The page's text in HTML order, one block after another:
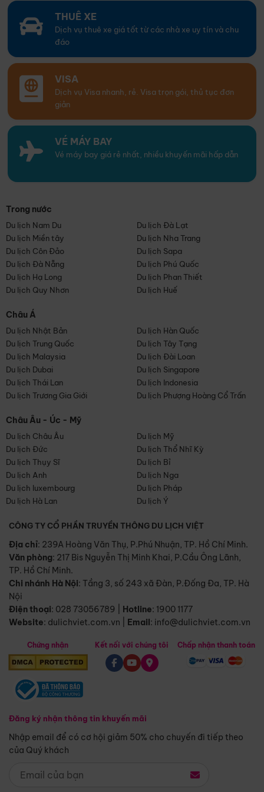
THUÊ XE
Dịch vụ thuê xe giá tốt từ các nhà xe uy tín và chu
đáo
VISA
Dịch vụ Visa nhanh, rẻ. Visa trọn gói, thủ tục đơn
giản
VÉ MÁY BAY
Vé máy bay giá rẻ nhất, nhiều khuyến mãi hấp dẫn
Trong nước
Du lịch Nam Du
Du lịch Đà Lạt
Du lịch Miền tây
Du lịch Nha Trang
Du lịch Côn Đảo
Du lịch Sapa
Du lịch Đà Nẵng
Du lịch Phú Quốc
Du lịch Hạ Long
Du lịch Phan Thiết
Du lịch Quy Nhơn
Du lịch Huế
Châu Á
Du lịch Nhật Bản
Du lịch Hàn Quốc
Du lịch Trung Quốc
Du lịch Tây Tạng
Du lịch Malaysia
Du lịch Đài Loan
Du lịch Dubai
Du lịch Singapore
Du lịch Thái Lan
Du lịch Indonesia
Du lịch Trương Gia Giới
Du lịch Phượng Hoàng Cổ Trấn
Châu Âu - Úc - Mỹ
Du lịch Châu Âu
Du lịch Mỹ
Du lịch Đức
Du lịch Thổ Nhĩ Kỳ
Du lịch Thụy Sĩ
Du lịch Bỉ
Du lịch Anh
Du lịch Nga
Du lịch luxembourg
Du lịch Pháp
Du lịch Hà Lan
Du lịch Ý
CÔNG TY CỔ PHẦN TRUYỀN THÔNG DU LỊCH VIỆT
Địa chỉ: 239A Hoàng Văn Thụ, P.Phú Nhuận, TP. Hồ Chí Minh.
Văn phòng: 217 Bis Nguyễn Thị Minh Khai, P.Cầu Ông Lãnh,
TP. Hồ Chí Minh.
Chi nhánh Hà Nội: Tầng 3, số 243 xã Đàn, P.Đống Đa, TP. Hà
Nội
Điện thoại: 028 73056789 Hotline: 1900 1177
Website: dulichviet.com.vn Email: info@dulichviet.com.vn
Chứng nhận
Đăng ký nhận thông tin khuyến mãi
Nhập email để có cơ hội giảm 50% cho chuyến đi tiếp theo
của Quý khách
Kết nối với chúng tôi Chấp nhận thanh toán